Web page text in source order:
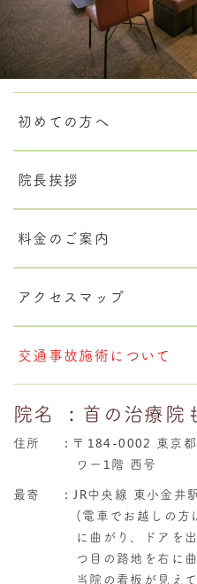
初めての方へ
院長挨拶
料金のご案内
アクセスマップ
交通事故施術について
院名 ：首の治療院
住所 ： 〒184-0002 東京
ワー1階 西号
最寄
：JR中央線 東小金井
(電車でお越しの方
に曲がり、ドアを
つ目の路地を右に
当院の看板が見え